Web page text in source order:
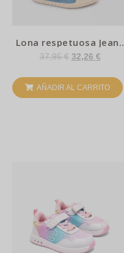
Lona respetuosa Jeans
– Igor
37,95€ 32,26 €
AÑADIR AL CARRITO